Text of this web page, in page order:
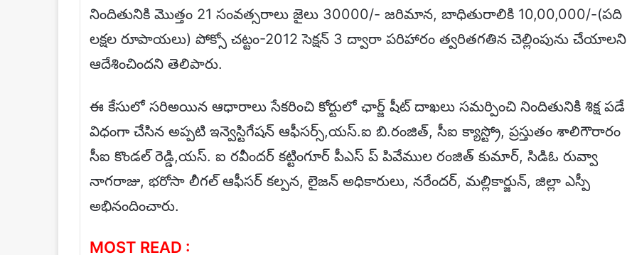
నిందితునికి మొత్తం 21 సంవత్సరాలు జైలు 30000/- జరిమాన, బాధితురాలికి 10,00,000/-(పది
లక్షల రూపాయలు) పోక్సో చట్టం-2012 సెక్షన్ 3 ద్వారా పరిహారం త్వరితగతిన చెల్లింపును చేయాలని
ఆదేశించిందని తెలిపారు.
ఈ కేసులో సరిఅయిన ఆధారాలు సేకరించి కోర్టులో ఛార్జ్ షీట్ దాఖలు సమర్పించి నిందితునికి శిక్ష పడే
విధంగా చేసిన అప్పటి ఇన్వెస్టిగేషన్ ఆఫీసర్స్,యస్.ఐ బి.రంజిత్, సీఐ క్యాస్ట్రో, ప్రస్తుతం శాలిగౌరారం
సీఐ కొండల్ రెడ్డి,యస్. ఐ రవీందర్ కట్టింగూర్ పీఎస్ ప్ పివేముల రంజిత్ కుమార్, సిడిఓ రువ్వా
నాగరాజు, భరోసా లీగల్ ఆఫీసర్ కల్పన, లైజన్ అధికారులు, నరేందర్, మల్లికార్జున్, జిల్లా ఎస్పీ
అభినందించారు.
MOST READ :